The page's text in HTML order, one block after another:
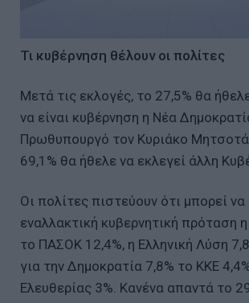
Τι κυβέρνηση θέλουν οι πολίτες
Μετά τις εκλογές, το 27,5% θα
να είναι κυβέρνηση η Νέα
Πρωθυπουργό τον Κυριάκο
69,1% θα ήθελε να εκλεγεί άλλη
Οι πολίτες πιστεύουν ότι μπορεί
εναλλακτική κυβερνητική πρόταση
το ΠΑΣΟΚ 12,4%, η Ελληνική Λύση
για την Δημοκρατία 7,8% το ΚΚΕ
Ελευθερίας 3%. Κανένα απαντά το